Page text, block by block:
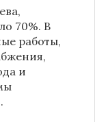
,
70%. В
работы,
и